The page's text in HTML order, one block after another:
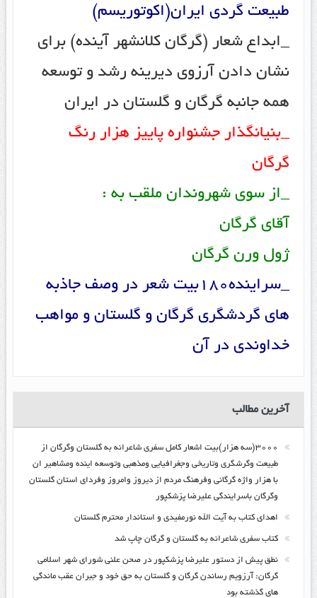
طبیعت گردی ایران(اکوتوریسم)
_ابداع شعار (گرگان کلانشهر آینده) برای
نشان دادن آرزوی دیرینه رشد و توسعه
همه جانبه گرگان و گلستان در ایران
_بنیانگذار جشنواره پاییز هزار رنگ
گرگان
_از سوی شهروندان ملقب به :
آقای گرگان
ژول ورن گرگان
_سراینده180بیت شعر در وصف جاذبه
های گردشگری گرگان و گلستان و مواهب
خداوندی در آن
آخرین مطالب
۳۰۰۰(سه هزار)بیت اشعار کامل سفری شاعرانه به گلستان وگرگان از
طبیعت وگرشگری وتاریخی وجغرافیایی ومذهبی وتوسعه اینده ومشاهیر ان
با هزار واژه گرگانی وفرهنگ مردم از دیروز وامروز وفردای استان گلستان
وگرگان باسرایندگی علیرضا پزشکپور
اهدای کتاب به آیت الله نورمفیدی و استاندار محترم گلستان
کتاب سفری شاعرانه به گلستان و گرگان چاپ شد
نطق پیش از دستور علیرضا پزشکپور در صحن علنی شورای شهر اسلامی
گرگان: آرزویم رساندن گرگان و گلستان به حق خود و جبران عقب ماندگی
های گذشته بود